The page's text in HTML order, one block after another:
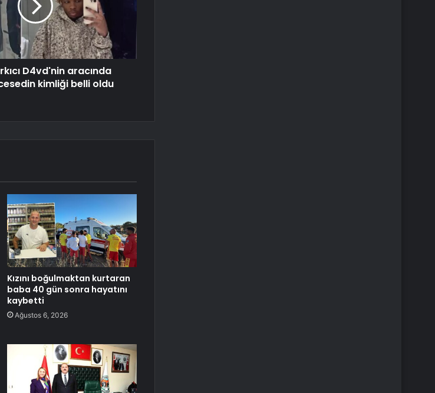
D4vd'nin aracında
kimliği belli oldu
Kızını boğulmaktan kurtaran
baba 40 gün sonra hayatını
kaybetti
Ağustos 6, 2026